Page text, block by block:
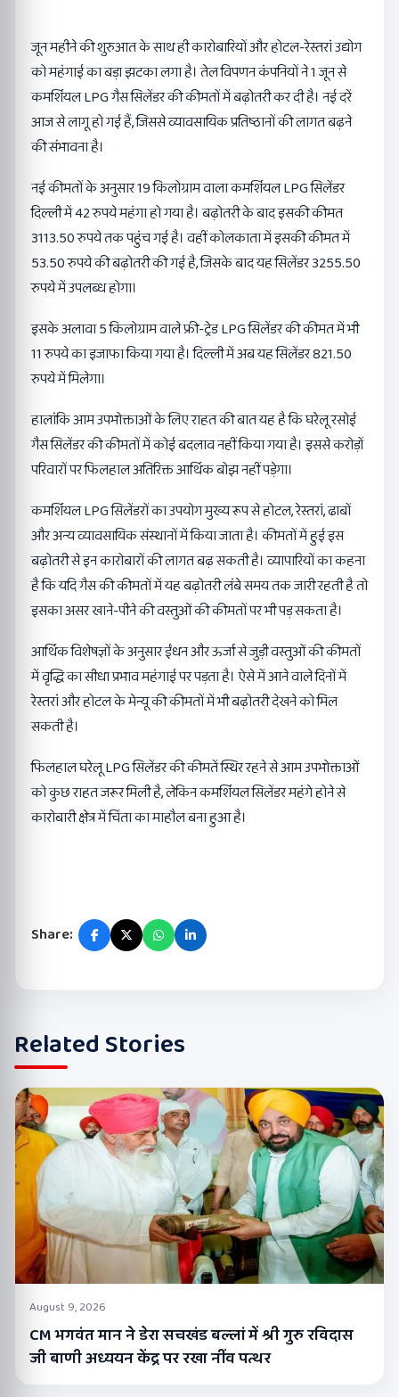
जून महीने की शुरुआत के साथ ही कारोबारियों और होटल-रेस्तरां उद्योग
को महंगाई का बड़ा झटका लगा है। तेल विपणन कंपनियों ने 1 जून से
कमर्शियल LPG गैस सिलेंडर की कीमतों में बढ़ोतरी कर दी है। नई दरें
आज से लागू हो गई हैं, जिससे व्यावसायिक प्रतिष्ठानों की लागत बढ़ने
की संभावना है।
नई कीमतों के अनुसार 19 किलोग्राम वाला कमर्शियल LPG सिलेंडर
दिल्ली में 42 रुपये महंगा हो गया है। बढ़ोतरी के बाद इसकी कीमत
3113.50 रुपये तक पहुंच गई है। वहीं कोलकाता में इसकी कीमत में
53.50 रुपये की बढ़ोतरी की गई है, जिसके बाद यह सिलेंडर 3255.50
रुपये में उपलब्ध होगा।
इसके अलावा 5 किलोग्राम वाले फ्री-ट्रेड LPG सिलेंडर की कीमत में भी
11 रुपये का इजाफा किया गया है। दिल्ली में अब यह सिलेंडर 821.50
रुपये में मिलेगा।
हालांकि आम उपभोक्ताओं के लिए राहत की बात यह है कि घरेलू रसोई
गैस सिलेंडर की कीमतों में कोई बदलाव नहीं किया गया है। इससे करोड़ों
परिवारों पर फिलहाल अतिरिक्त आर्थिक बोझ नहीं पड़ेगा।
कमर्शियल LPG सिलेंडरों का उपयोग मुख्य रूप से होटल, रेस्तरां, ढाबों
और अन्य व्यावसायिक संस्थानों में किया जाता है। कीमतों में हुई इस
बढ़ोतरी से इन कारोबारों की लागत बढ़ सकती है। व्यापारियों का कहना
है कि यदि गैस की कीमतों में यह बढ़ोतरी लंबे समय तक जारी रहती है तो
इसका असर खाने-पीने की वस्तुओं की कीमतों पर भी पड़ सकता है।
आर्थिक विशेषज्ञों के अनुसार ईंधन और ऊर्जा से जुड़ी वस्तुओं की कीमतों
में वृद्धि का सीधा प्रभाव महंगाई पर पड़ता है। ऐसे में आने वाले दिनों में
रेस्तरां और होटल के मेन्यू की कीमतों में भी बढ़ोतरी देखने को मिल
सकती है।
फिलहाल घरेलू LPG सिलेंडर की कीमतें स्थिर रहने से आम उपभोक्ताओं
को कुछ राहत जरूर मिली है, लेकिन कमर्शियल सिलेंडर महंगे होने से
कारोबारी क्षेत्र में चिंता का माहौल बना हुआ है।
Share:
Related Stories
August 9, 2026
CM भगवंत मान ने डेरा सचखंड बल्लां में श्री गुरु रविदास
जी बाणी अध्ययन केंद्र पर रखा नींव पत्थर